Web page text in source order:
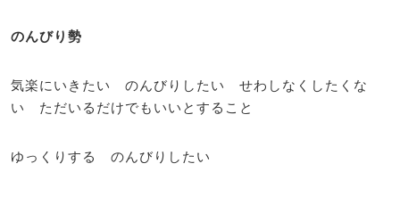
のんびり勢
気楽にいきたい のんびりしたい せわしなくしたくな
い ただいるだけでもいいとすること
ゆっくりする のんびりしたい